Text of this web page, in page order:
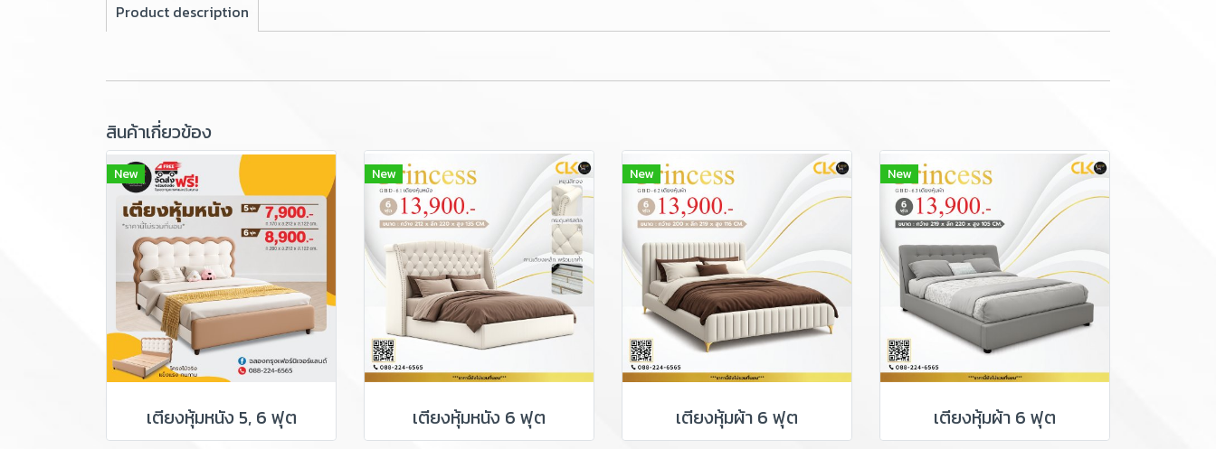
Product description
สินค้าเกี่ยวข้อง
New
เตียงหุ้มหนัง 5, 6 ฟุต
New
เตียงหุ้มหนัง 6 ฟุต
New
เตียงหุ้มผ้า 6 ฟุต
New
เตียงหุ้มผ้า 6 ฟุต